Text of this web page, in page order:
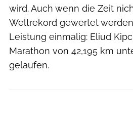
wird. Auch wenn die Zeit
Weltrekord gewertet
Leistung einmalig: Eliud
Marathon von 42,195 km
gelaufen.